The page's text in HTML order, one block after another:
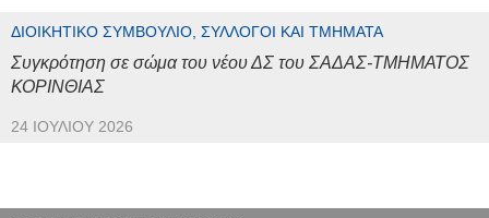
ΔΙΟΙΚΗΤΙΚΌ ΣΥΜΒΟΎΛΙΟ, ΣΎΛΛΟΓΟΙ ΚΑΙ ΤΜΉΜΑΤΑ
Συγκρότηση σε σώμα του νέου ΔΣ του ΣΑΔΑΣ-ΤΜΗΜΑΤΟΣ
ΚΟΡΙΝΘΙΑΣ
24 ΙΟΥΛΊΟΥ 2026